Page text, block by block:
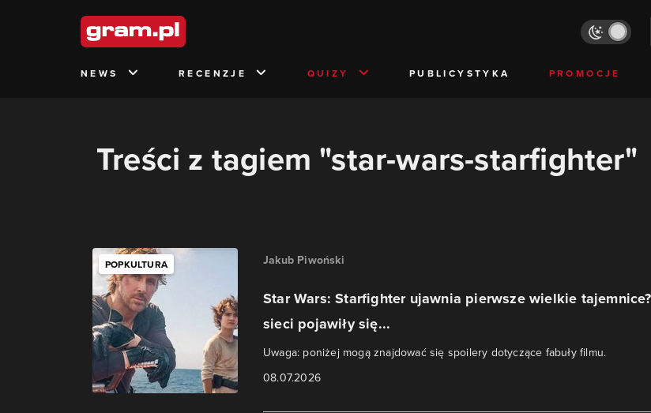
NEWS RECENZJE QUIZY PUBLICYSTYKA PROMOCJE
Treści z tagiem "star-wars-starfighter"
POPKULTURA Jakub Piwoński
Star Wars: Starfighter ujawnia pierwsze wielkie
sieci pojawiły się...
Uwaga: poniżej mogą znajdować się spoilery dotyczące fabuły filmu.
08.07.2026